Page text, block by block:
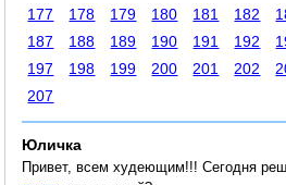
177
178 179 180 181 182
187
188 189 190 191 192
197
198 199 200 201 202
207
Юличка
Привет, всем худеющим!!! Сегодня